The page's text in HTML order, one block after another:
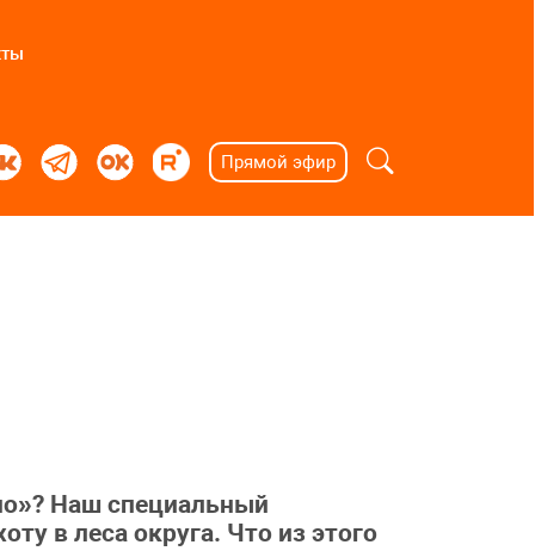
Прямой эфир
Наш специальный
в леса округа. Что из этого